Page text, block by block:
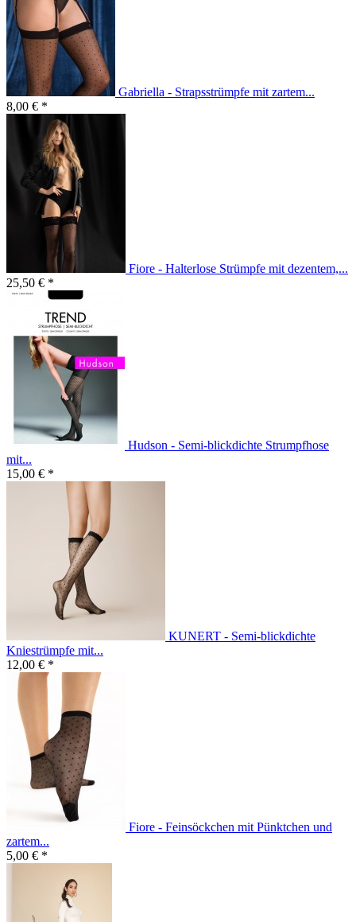
Gabriella - Strapsstrümpfe mit zartem...
8,00 € *
Fiore - Halterlose Strümpfe mit dezentem,...
25,50 € *
Hudson - Semi-blickdichte Strumpfhose
mit...
15,00 € *
KUNERT - Semi-blickdichte
Kniestrümpfe mit...
12,00 € *
Fiore - Feinsöckchen mit Pünktchen und
zartem...
5,00 € *